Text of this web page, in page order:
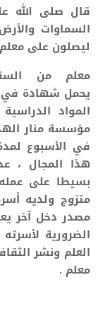
قال صلى الله
السماوات
ليصلون على
معلم من
يحمل شهادة في
المواد
بسيطا على
مصدر دخل آخر
الضرورية
العلم ونشر
معلم .